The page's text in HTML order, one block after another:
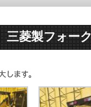
三菱製フォー